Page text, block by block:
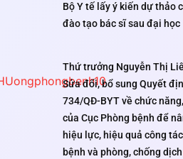
Bộ Y tế lấy ý kiến dự thảo
đào tạo bác sĩ sau đại học
Thứ trưởng Nguyễn Thị
Sửa đổi, bổ sung Quyết
734/QĐ-BYT về chức
của Cục Phòng bệnh để
hiệu lực, hiệu quả công
bệnh và phòng, chống dịch